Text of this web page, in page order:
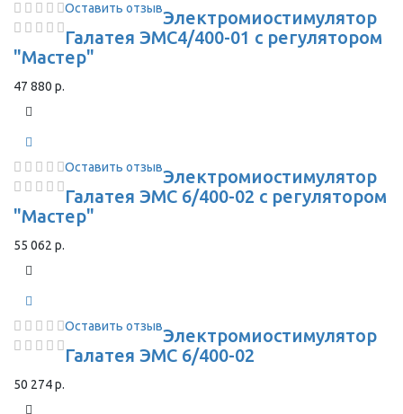
Оставить отзывЭлектромиостимулятор
Галатея ЭМС4/400-01 с регулятором
"Мастер"
47 880 р.
Оставить отзывЭлектромиостимулятор
Галатея ЭМС 6/400-02 с регулятором
"Мастер"
55 062 р.
Оставить отзывЭлектромиостимулятор
Галатея ЭМС 6/400-02
50 274 р.